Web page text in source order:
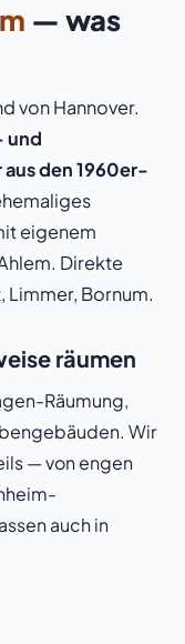
— was
von Hannover.
und
den 1960er-
eigenem
Direkte
Limmer, Bornum.
räumen
Räumung,
Wir
— von engen
auch in